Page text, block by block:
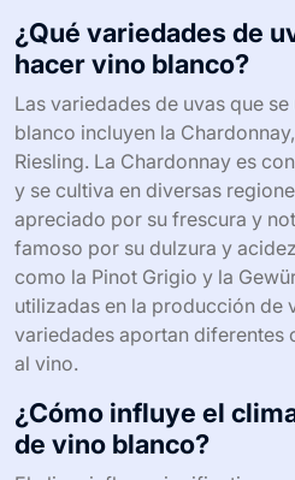
¿Qué variedades de
hacer vino blanco?
Las variedades de uvas que
blanco incluyen la
Riesling. La Chardonnay es
y se cultiva en diversas
apreciado por su frescura y
famoso por su dulzura y
como la Pinot Grigio y la
utilizadas en la producción de
variedades aportan diferentes
al vino.
¿Cómo influye el
de vino blanco?